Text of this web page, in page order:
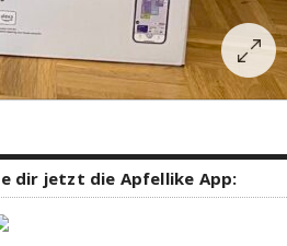
dir jetzt die Apfellike App: